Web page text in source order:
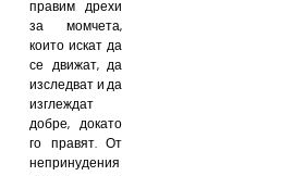
правим дрехи
за момчета,
които искат да
се движат, да
изследват и да
изглеждат
добре, докато
го правят. От
непринудения